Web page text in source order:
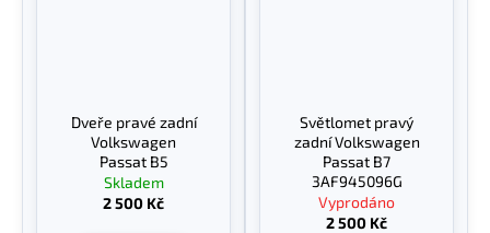
Dveře pravé zadní
Volkswagen
Passat B5
Skladem
2 500 Kč
Světlomet pravý
zadní Volkswagen
Passat B7
3AF945096G
Vyprodáno
2 500 Kč